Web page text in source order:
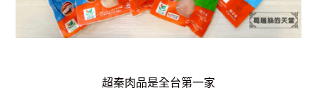
超秦肉品是全台第一家